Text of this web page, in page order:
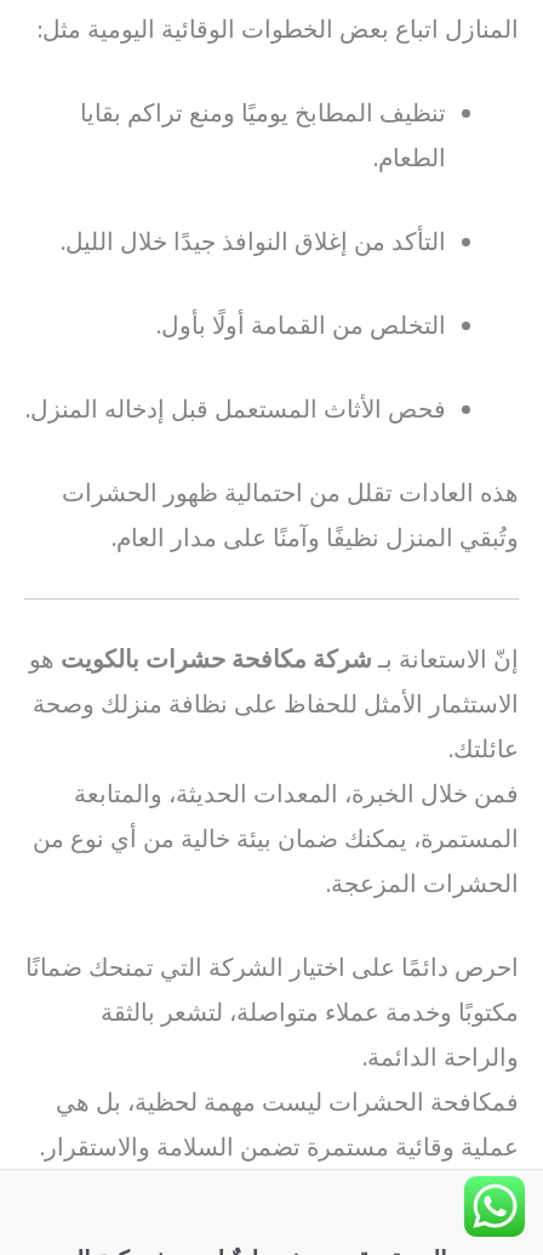
المنازل اتباع بعض الخطوات الوقائية اليومية مثل:
تنظيف المطابخ يوميًا ومنع تراكم بقايا
الطعام.
التأكد من إغلاق النوافذ جيدًا خلال الليل.
التخلص من القمامة أولًا بأول.
فحص الأثاث المستعمل قبل إدخاله المنزل.
هذه العادات تقلل من احتمالية ظهور الحشرات
وتُبقي المنزل نظيفًا وآمنًا على مدار العام.
إنّ الاستعانة بـ شركة مكافحة حشرات بالكويت هو
الاستثمار الأمثل للحفاظ على نظافة منزلك وصحة
عائلتك.
فمن خلال الخبرة، المعدات الحديثة، والمتابعة
المستمرة، يمكنك ضمان بيئة خالية من أي نوع من
الحشرات المزعجة.
احرص دائمًا على اختيار الشركة التي تمنحك ضمانًا
مكتوبًا وخدمة عملاء متواصلة، لتشعر بالثقة
والراحة الدائمة.
فمكافحة الحشرات ليست مهمة لحظية، بل هي
عملية وقائية مستمرة تضمن السلامة والاستقرار.